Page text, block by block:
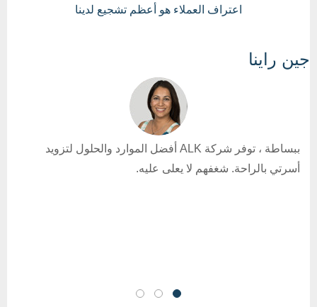
اعتراف العملاء هو أعظم تشجيع لدينا
جين راينا
ببساطة ، توفر شركة ALK أفضل الموارد والحلول لتزويد
أسرتي بالراحة. شغفهم لا يعلى عليه.